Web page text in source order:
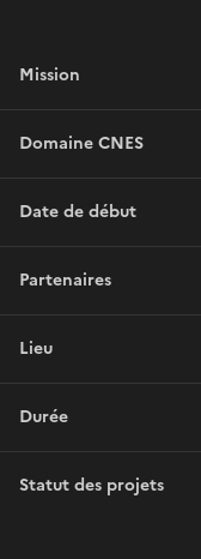
Mission
Domaine CNES
Date de début
Partenaires
Lieu
Durée
Statut des projets